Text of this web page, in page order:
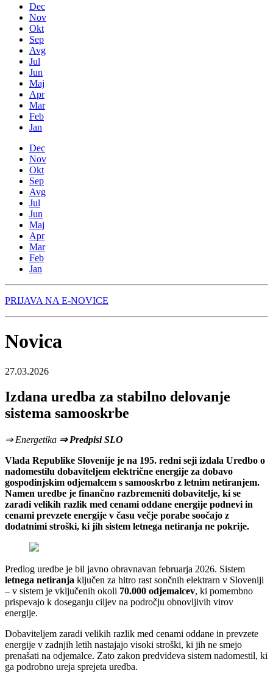
Dec
Nov
Okt
Sep
Avg
Jul
Jun
Maj
Apr
Mar
Feb
Jan
Dec
Nov
Okt
Sep
Avg
Jul
Jun
Maj
Apr
Mar
Feb
Jan
PRIJAVA NA E-NOVICE
Novica
27.03.2026
Izdana uredba za stabilno delovanje
sistema samooskrbe
⇒ Energetika ⇒ Predpisi SLO
Vlada Republike Slovenije je na 195. redni seji izdala Uredbo o
nadomestilu dobaviteljem električne energije za dobavo
gospodinjskim odjemalcem s samooskrbo z letnim netiranjem.
Namen uredbe je finančno razbremeniti dobavitelje, ki se
zaradi velikih razlik med cenami oddane energije podnevi in
cenami prevzete energije v času večje porabe soočajo z
dodatnimi stroški, ki jih sistem letnega netiranja ne pokrije.
Predlog uredbe je bil javno obravnavan februarja 2026. Sistem
letnega netiranja ključen za hitro rast sončnih elektrarn v Sloveniji
– v sistem je vključenih okoli 70.000 odjemalcev, ki pomembno
prispevajo k doseganju ciljev na področju obnovljivih virov
energije.
Dobaviteljem zaradi velikih razlik med cenami oddane in prevzete
energije v zadnjih letih nastajajo visoki stroški, ki jih ne smejo
prenašati na odjemalce. Zato zakon predvideva sistem nadomestil, ki
ga podrobno ureja sprejeta uredba.